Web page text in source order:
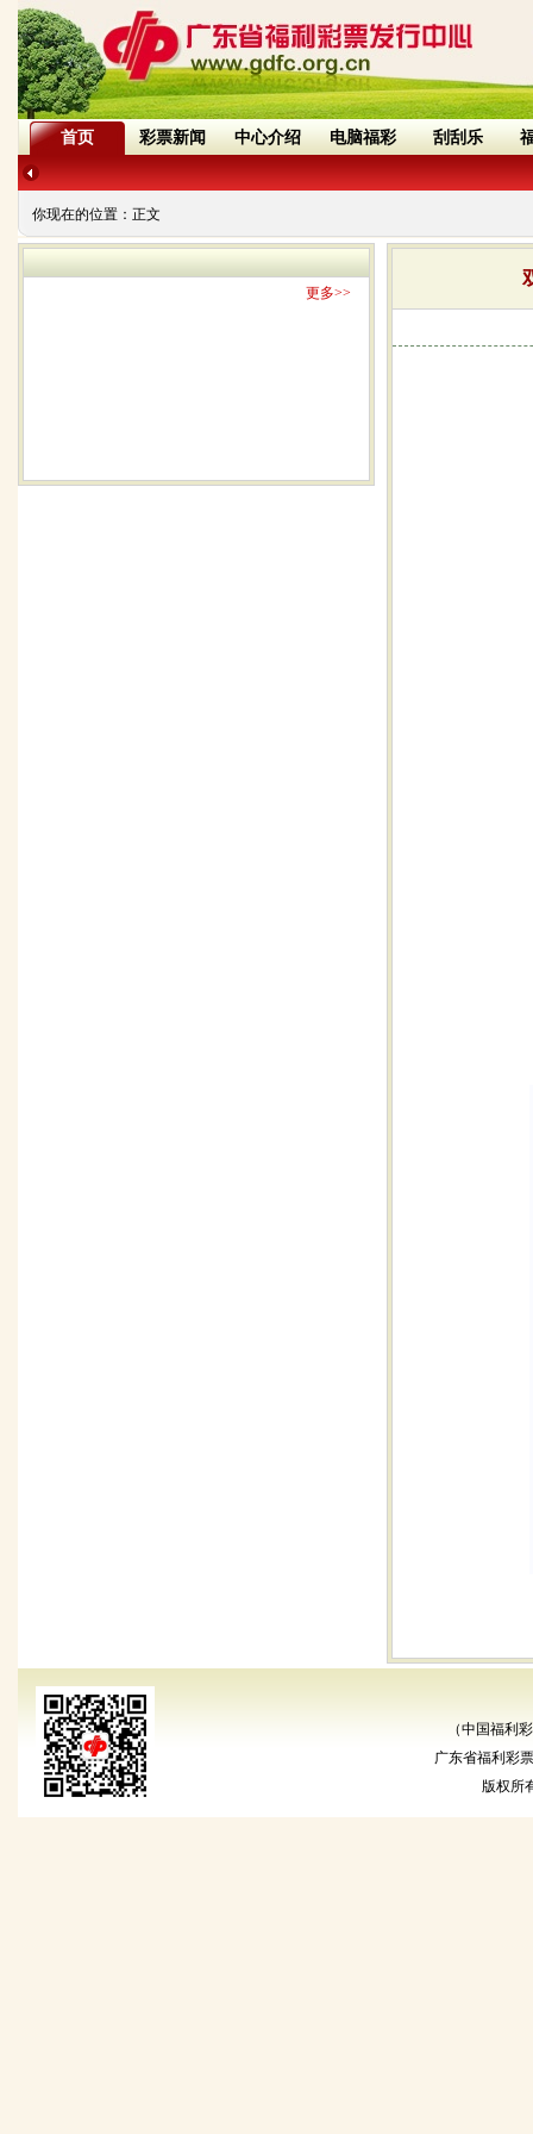
首页 彩票新闻 中心介绍 电脑福彩 刮刮乐
你现在的位置： 正文
更多>>
（中国福利
广东省福利彩
版权所